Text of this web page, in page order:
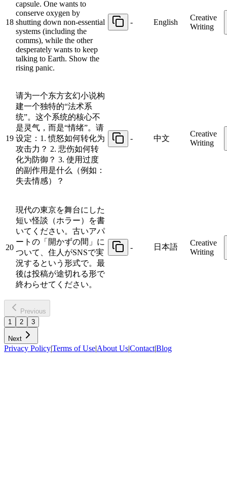
18
capsule. One wants to
conserve oxygen by
shutting down non-essential
systems (including the
comms), while the other
desperately wants to keep
talking to Earth. Show the
rising panic.
- English
Creative
Writing
19
请为一个东方玄幻小说构
建一个独特的“法术系
统”。这个系统的核心不
是灵气，而是“情绪”。请
设定：1. 愤怒如何转化为
攻击力？ 2. 悲伤如何转
化为防御？ 3. 使用过度
的副作用是什么（例如：
失去情感）？
- 中文
Creative
Writing
20
現代の東京を舞台にした
短い怪談（ホラー）を書
いてください。古いアパ
ートの「開かずの間」に
ついて、住人がSNSで実
況するという形式で。最
後は投稿が途切れる形で
終わらせてください。
- 日本語
Creative
Writing
Previous
1
2 3
Next
Privacy Policy|Terms of Use|About Us|Contact|Blog